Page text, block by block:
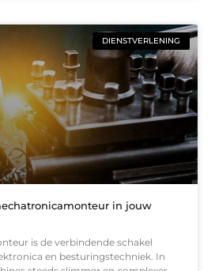
DIENSTVERLENING
in jouw
is de verbindende schakel
en besturingstechniek. In